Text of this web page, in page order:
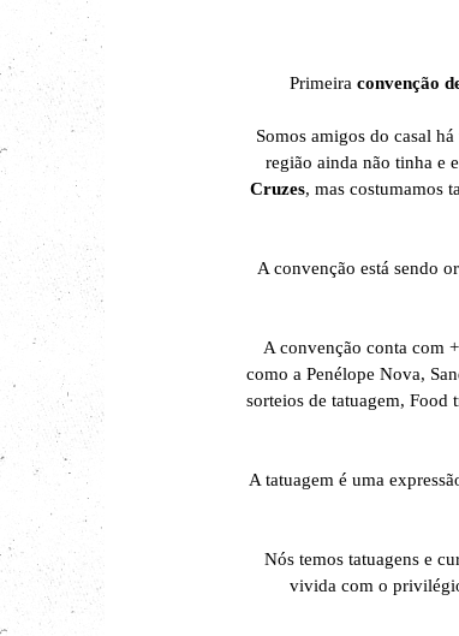
Primeira convenção
Somos amigos do casal
região ainda não tinha e
Cruzes, mas costumamos
A convenção está sendo
A convenção conta com
como a Penélope Nova,
sorteios de tatuagem, Food
A tatuagem é uma
Nós temos tatuagens e
vivida com o